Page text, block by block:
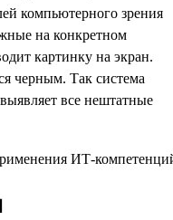
компьютерного зрения
на конкретном
картинку на экран.
черным. Так система
все нештатные